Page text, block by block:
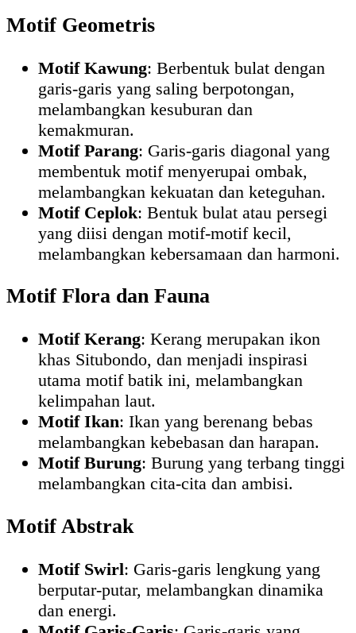
Motif Geometris
Motif Kawung: Berbentuk bulat dengan
garis-garis yang saling berpotongan,
melambangkan kesuburan dan
kemakmuran.
Motif Parang: Garis-garis diagonal yang
membentuk motif menyerupai ombak,
melambangkan kekuatan dan keteguhan.
Motif Ceplok: Bentuk bulat atau persegi
yang diisi dengan motif-motif kecil,
melambangkan kebersamaan dan harmoni.
Motif Flora dan Fauna
Motif Kerang: Kerang merupakan ikon
khas Situbondo, dan menjadi inspirasi
utama motif batik ini, melambangkan
kelimpahan laut.
Motif Ikan: Ikan yang berenang bebas
melambangkan kebebasan dan harapan.
Motif Burung: Burung yang terbang tinggi
melambangkan cita-cita dan ambisi.
Motif Abstrak
Motif Swirl: Garis-garis lengkung yang
berputar-putar, melambangkan dinamika
dan energi.